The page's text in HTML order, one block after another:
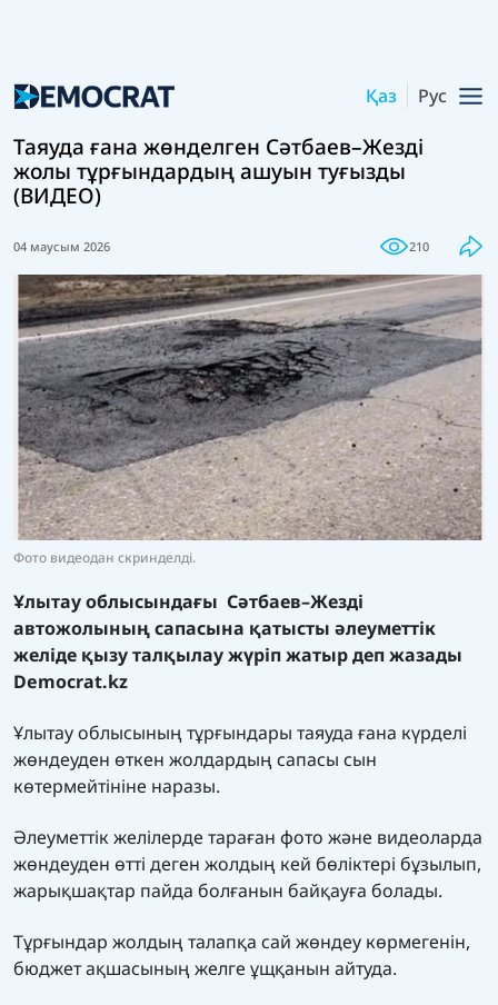
Қаз Рус
Таяуда ғана жөнделген Сәтбаев–Жезді
жолы тұрғындардың ашуын туғызды
(ВИДЕО)
04 маусым 2026 210
Фото видеодан скринделді.
Ұлытау облысындағы Сәтбаев–Жезді
автожолының сапасына қатысты әлеуметтік
желіде қызу талқылау жүріп жатыр деп жазады
Democrat.kz
Ұлытау облысының тұрғындары таяуда ғана күрделі
жөндеуден өткен жолдардың сапасы сын
көтермейтініне наразы.
Әлеуметтік желілерде тараған фото және видеоларда
жөндеуден өтті деген жолдың кей бөліктері бұзылып,
жарықшақтар пайда болғанын байқауға болады.
Тұрғындар жолдың талапқа сай жөндеу көрмегенін,
бюджет ақшасының желге ұщқанын айтуда.